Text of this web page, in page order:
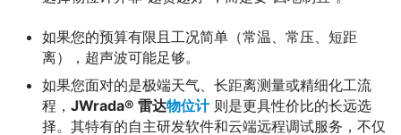
如果您的预算有限且工况简单（常温、常压、短距
离），超声波可能足够。
如果您面对的是极端天气、长距离测量或精细化工流
程， JWrada® 雷达物位计则是更具性价比的长远选
择。其特有的自主研发软件和云端远程调试服务，不仅